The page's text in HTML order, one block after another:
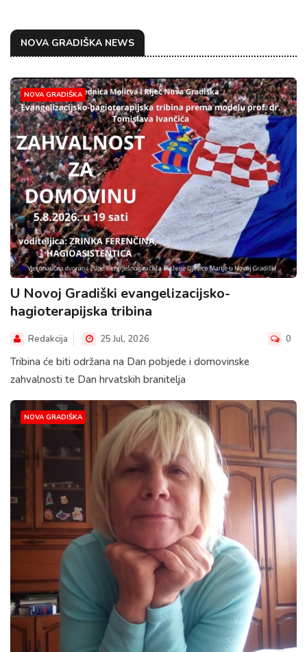
NOVA GRADIŠKA NEWS
NOVA GRADIŠKA
U Novoj Gradiški evangelizacijsko-
hagioterapijska tribina
Redakcija 25 Jul, 2026 0
Tribina će biti održana na Dan pobjede i domovinske
zahvalnosti te Dan hrvatskih branitelja
NOVA GRADIŠKA